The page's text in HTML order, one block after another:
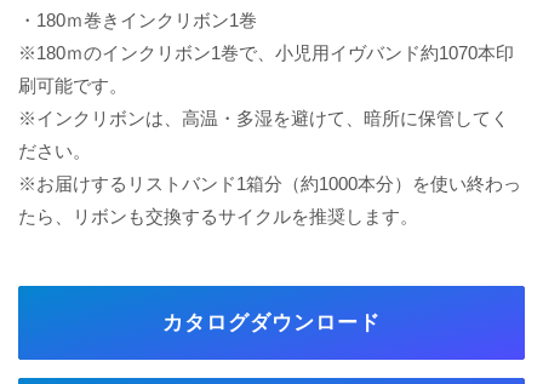
・180ｍ巻きインクリボン1巻
※180ｍのインクリボン1巻で、小児用イヴバンド約1070本印
刷可能です。
※インクリボンは、高温・多湿を避けて、暗所に保管してく
ださい。
※お届けするリストバンド1箱分（約1000本分）を使い終わっ
たら、リボンも交換するサイクルを推奨します。
カタログダウンロード